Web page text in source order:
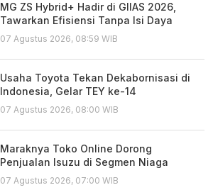
MG ZS Hybrid+ Hadir di GIIAS 2026,
Tawarkan Efisiensi Tanpa Isi Daya
07 Agustus 2026, 08:59 WIB
Usaha Toyota Tekan Dekabornisasi di
Indonesia, Gelar TEY ke-14
07 Agustus 2026, 08:00 WIB
Maraknya Toko Online Dorong
Penjualan Isuzu di Segmen Niaga
07 Agustus 2026, 07:00 WIB